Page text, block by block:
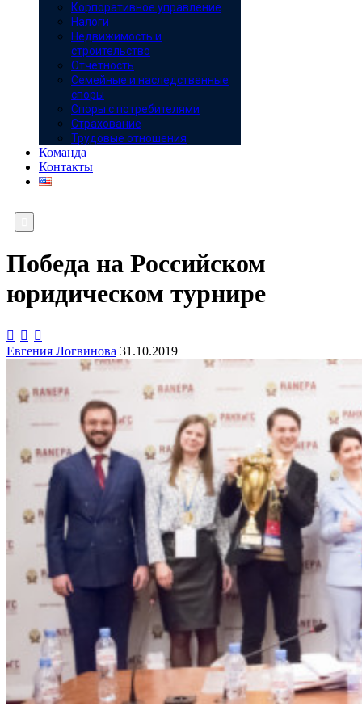
Корпоративное управление
Налоги
Недвижимость и
строительство
Отчётность
Семейные и наследственные
споры
Споры с потребителями
Страхование
Трудовые отношения
Команда
Контакты
Победа на Российском
юридическом турнире
 

Евгения Логвинова 31.10.2019